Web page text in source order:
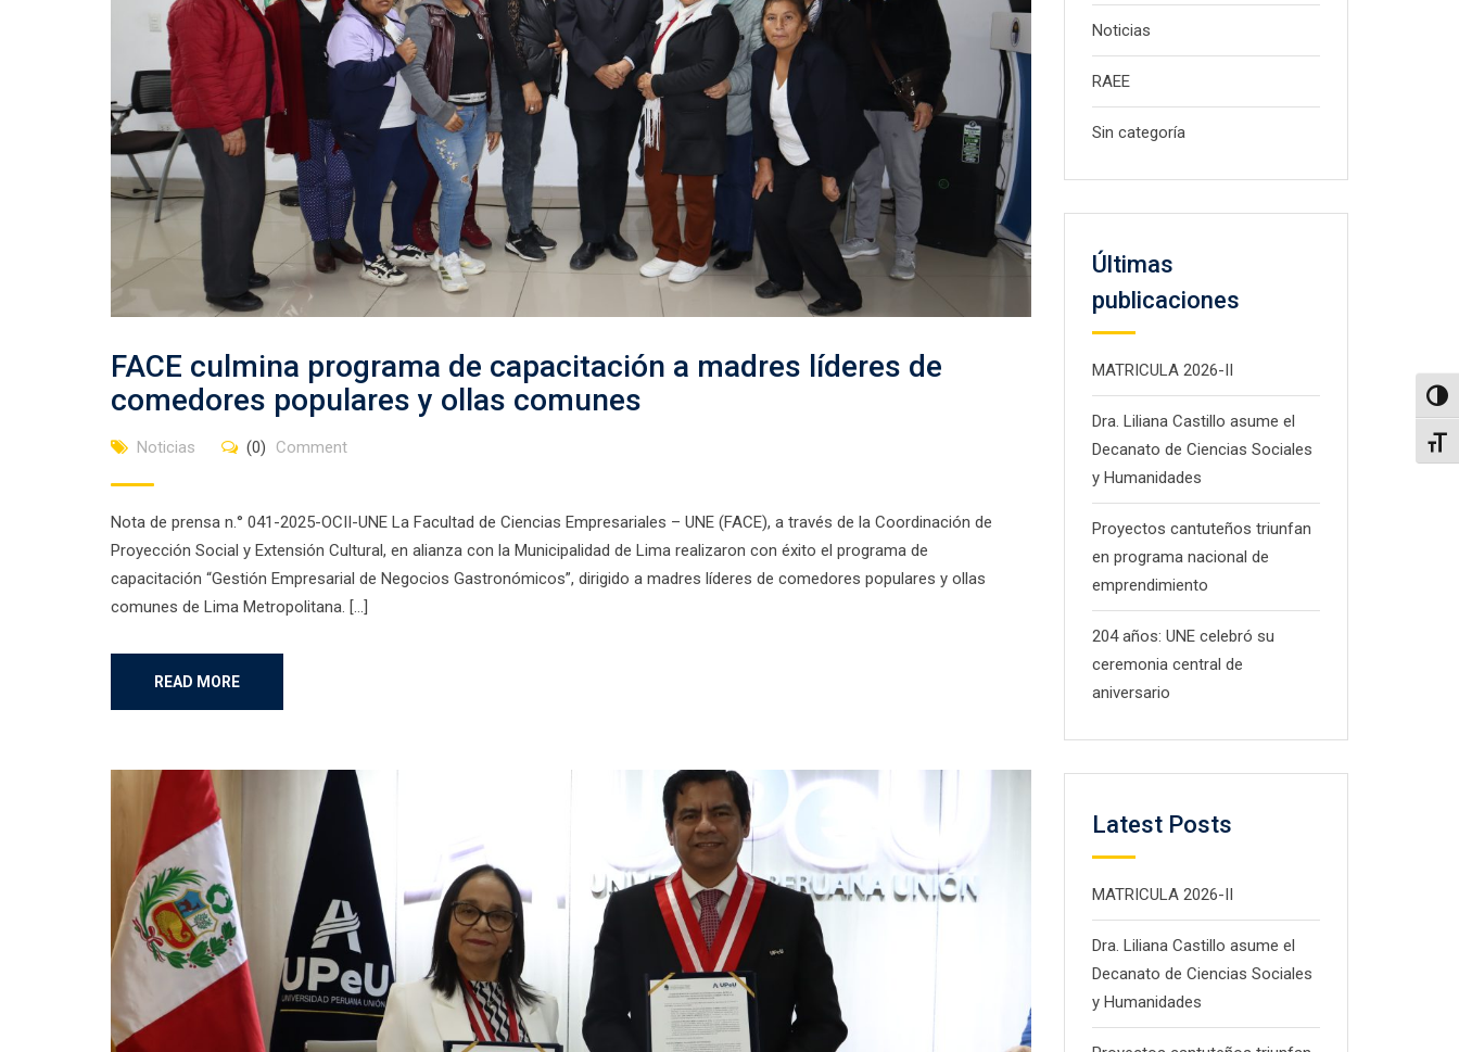
FACE culmina programa de capacitación a madres líderes de
comedores populares y ollas comunes
Noticias (0) Comment
Nota de prensa n.° 041-2025-OCII-UNE La Facultad de Ciencias Empresariales – UNE (FACE), a través de la Coordinación de
Proyección Social y Extensión Cultural, en alianza con la Municipalidad de Lima realizaron con éxito el programa de
capacitación “Gestión Empresarial de Negocios Gastronómicos”, dirigido a madres líderes de comedores populares y ollas
comunes de Lima Metropolitana. […]
READ MORE
Noticias
RAEE
Sin categoría
Últimas
publicaciones
MATRICULA 2026-II
Dra. Liliana Castillo asume el
Decanato de Ciencias Sociales
y Humanidades
Proyectos cantuteños triunfan
en programa nacional de
emprendimiento
204 años: UNE celebró su
ceremonia central de
aniversario
Latest Posts
MATRICULA 2026-II
Dra. Liliana Castillo asume el
Decanato de Ciencias Sociales
y Humanidades